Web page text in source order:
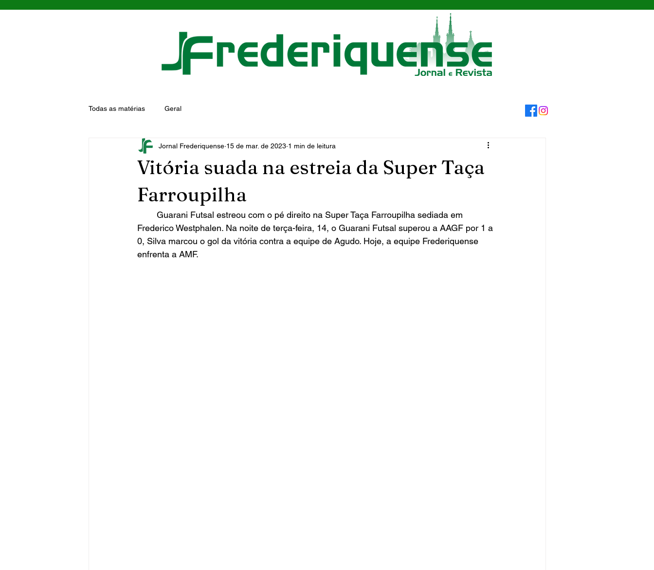
Todas as matérias Geral
Vitória suada na estreia da Super Taça
Farroupilha
Jornal Frederiquense 15 de mar. de 2023 1 min de leitura
Frederico Westphalen. Na noite de terça-feira, 14, o Guarani Futsal superou a AAGF por 1 a
0, Silva marcou o gol da vitória contra a equipe de Agudo. Hoje, a equipe Frederiquense
enfrenta a AMF.